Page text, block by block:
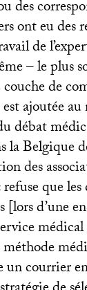
des
ont eu des
de
– le plus
de
ajoutée
débat
la Belgique
des
refuse que les
d’une
un courrier